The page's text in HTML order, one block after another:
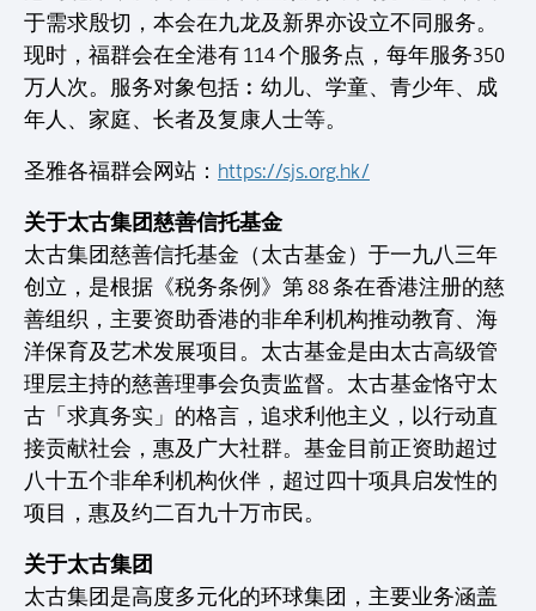
于需求殷切，本会在九龙及新界亦设立不同服务。
现时，福群会在全港有 114 个服务点，每年服务350
万人次。服务对象包括︰幼儿、学童、青少年、成
年人、家庭、长者及复康人士等。
圣雅各福群会网站： https://sjs.org.hk/
关于太古集团慈善信托基金
太古集团慈善信托基金（太古基金）于一九八三年
创立，是根据《税务条例》第 88 条在香港注册的慈
善组织，主要资助香港的非牟利机构推动教育、海
洋保育及艺术发展项目。太古基金是由太古高级管
理层主持的慈善理事会负责监督。太古基金恪守太
古「求真务实」的格言，追求利他主义，以行动直
接贡献社会，惠及广大社群。基金目前正资助超过
八十五个非牟利机构伙伴，超过四十项具启发性的
项目，惠及约二百九十万市民。
关于太古集团
太古集团是高度多元化的环球集团，主要业务涵盖